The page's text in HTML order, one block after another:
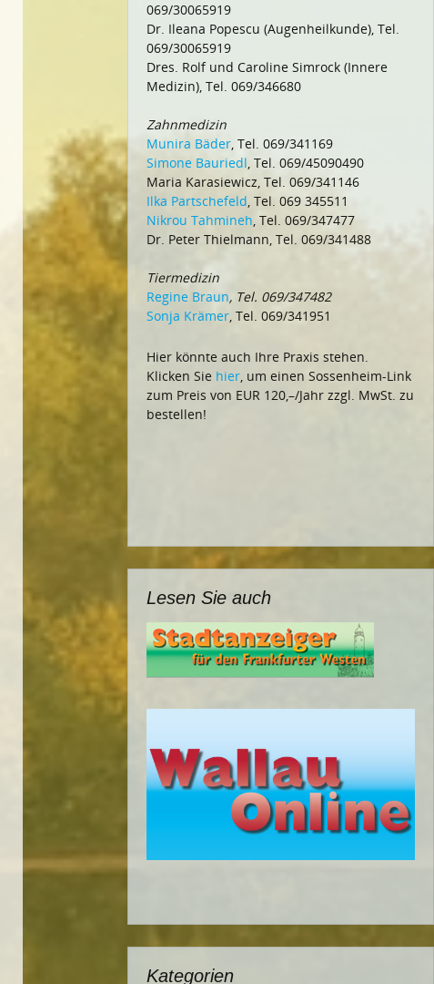
069/30065919
Dr. Ileana Popescu (Augenheilkunde), Tel.
069/30065919
Dres. Rolf und Caroline Simrock (Innere
Medizin), Tel. 069/346680
Zahnmedizin
Munira Bäder, Tel. 069/341169
Simone Bauriedl, Tel. 069/45090490
Maria Karasiewicz, Tel. 069/341146
Ilka Partschefeld, Tel. 069 345511
Nikrou Tahmineh, Tel. 069/347477
Dr. Peter Thielmann, Tel. 069/341488
Tiermedizin
Regine Braun, Tel. 069/347482
Sonja Krämer, Tel. 069/341951
Hier könnte auch Ihre Praxis stehen.
Klicken Sie hier, um einen Sossenheim-Link
zum Preis von EUR 120,–/Jahr zzgl. MwSt. zu
bestellen!
Lesen Sie auch
Kategorien